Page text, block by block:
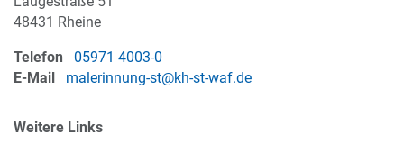
48431 Rheine
Telefon 05971 4003-0
E-Mail malerinnung-st@kh-st-waf.de
Weitere Links